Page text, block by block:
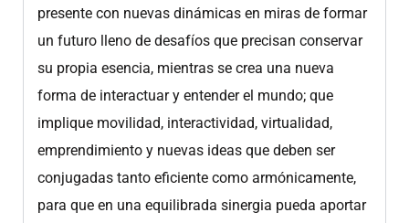
presente con nuevas dinámicas en miras de formar
un futuro lleno de desafíos que precisan conservar
su propia esencia, mientras se crea una nueva
forma de interactuar y entender el mundo; que
implique movilidad, interactividad, virtualidad,
emprendimiento y nuevas ideas que deben ser
conjugadas tanto eficiente como armónicamente,
para que en una equilibrada sinergia pueda aportar